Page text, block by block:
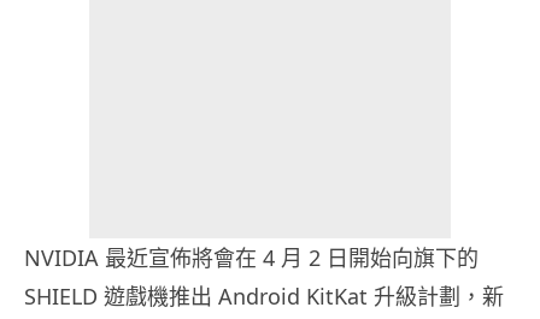
NVIDIA 最近宣佈將會在 4 月 2 日開始向旗下的
SHIELD 遊戲機推出 Andr​​oid KitKat 升級計劃，新